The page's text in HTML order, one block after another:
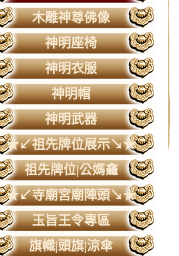
木雕神尊佛像
神明座椅
神明衣服
神明帽
神明武器
★↙祖先牌位展示↘★
祖先牌位|公媽龕
★↙寺廟宮廟陣頭↘★
玉旨王令專區
旗幟|頭旗|涼傘